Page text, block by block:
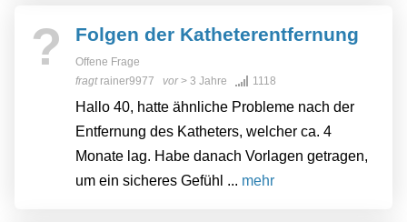
? Folgen der Katheterentfernung
Offene Frage
fragt rainer9977 vor> 3 Jahre 1118
Hallo 40, hatte ähnliche Probleme nach der
Entfernung des Katheters, welcher ca. 4
Monate lag. Habe danach Vorlagen getragen,
um ein sicheres Gefühl ... mehr